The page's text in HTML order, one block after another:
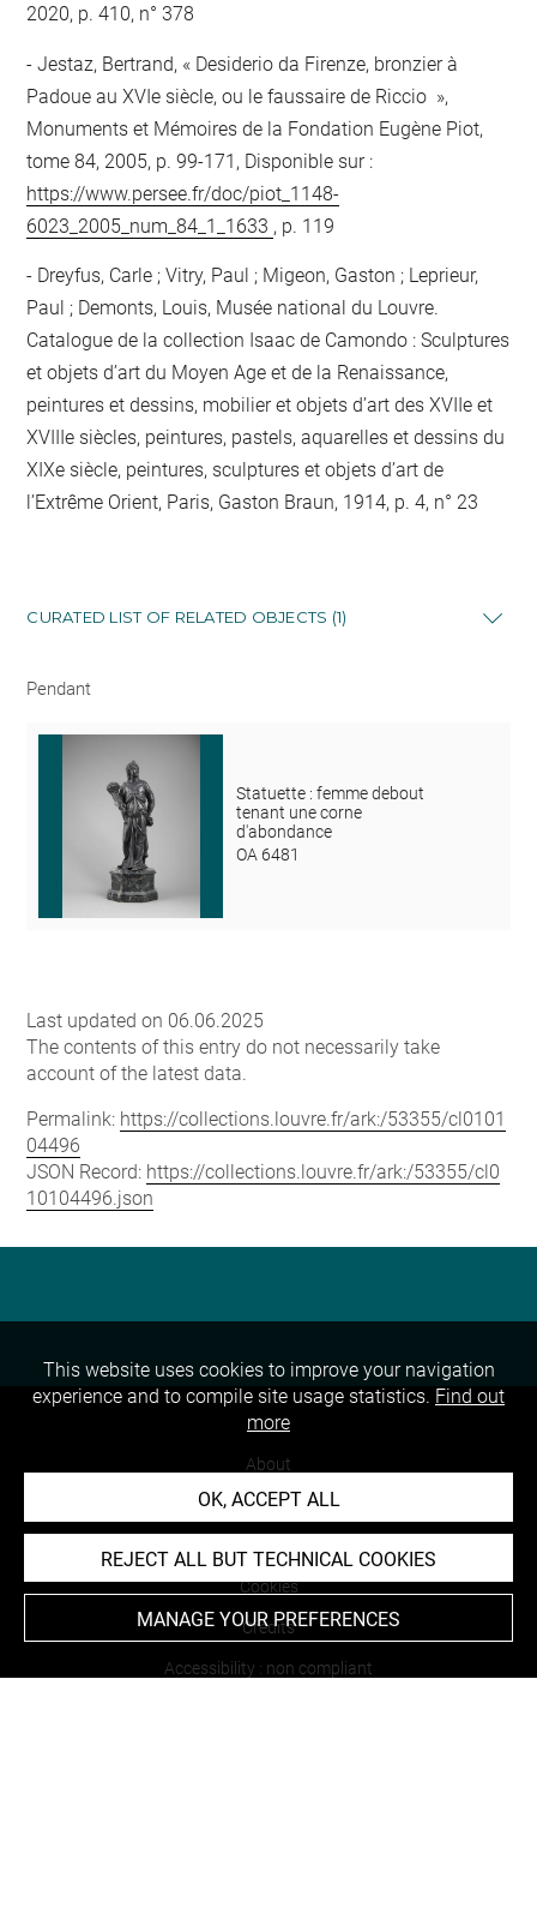
2020, p. 410, n° 378
Jestaz, Bertrand, « Desiderio da Firenze, bronzier à
Padoue au XVIe siècle, ou le faussaire de Riccio »,
Monuments et Mémoires de la Fondation Eugène Piot,
tome 84, 2005, p. 99-171, Disponible sur :
https://www.persee.fr/doc/piot_1148-
6023_2005_num_84_1_1633 , p. 119
Dreyfus, Carle ; Vitry, Paul ; Migeon, Gaston ; Leprieur,
Paul ; Demonts, Louis, Musée national du Louvre.
Catalogue de la collection Isaac de Camondo : Sculptures
et objets d’art du Moyen Age et de la Renaissance,
peintures et dessins, mobilier et objets d’art des XVIIe et
XVIIIe siècles, peintures, pastels, aquarelles et dessins du
XIXe siècle, peintures, sculptures et objets d’art de
l’Extrême Orient, Paris, Gaston Braun, 1914, p. 4, n° 23
CURATED LIST OF RELATED OBJECTS (1)
Pendant
Statuette : femme debout
tenant une corne
d'abondance
OA 6481
Last updated on 06.06.2025
The contents of this entry do not necessarily take
account of the latest data.
Permalink: https://collections.louvre.fr/ark:/53355/cl0101
04496
JSON Record: https://collections.louvre.fr/ark:/53355/cl0
10104496.json
About
Contact Us
Cookies
Credits
Accessibility : non compliant
This website uses cookies to improve your navigation
experience and to compile site usage statistics. Find out
more
OK, ACCEPT ALL
REJECT ALL BUT TECHNICAL COOKIES
MANAGE YOUR PREFERENCES